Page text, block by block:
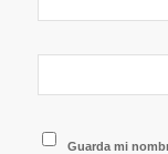
Guarda mi